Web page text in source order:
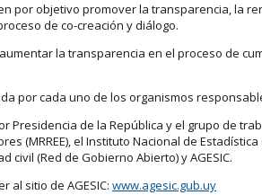
por objetivo promover la transparencia, la
de co-creación y diálogo.
la transparencia en el proceso de
por cada uno de los organismos
Presidencia de la República y el grupo de
(MRREE), el Instituto Nacional de
civil (Red de Gobierno Abierto) y AGESIC.
al sitio de AGESIC: www.agesic.gub.uy